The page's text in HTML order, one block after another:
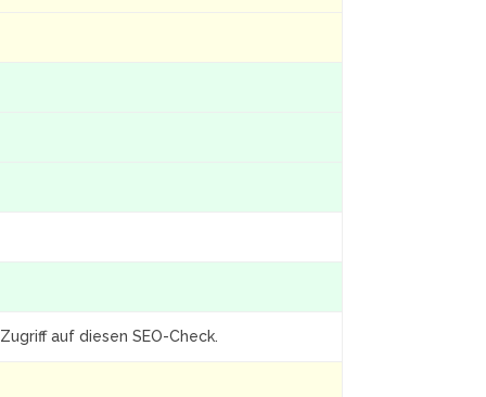
auf diesen SEO-Check.